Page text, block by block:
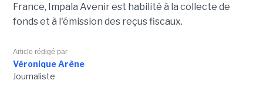
France, Impala Avenir est habilité à la collecte de
fonds et à l'émission des reçus fiscaux.
Article rédigé par
Véronique Arène
Journaliste